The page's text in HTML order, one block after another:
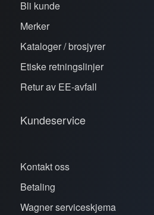
Bli kunde
Merker
Kataloger / brosjyrer
Etiske retningslinjer
Retur av EE-avfall
Kundeservice
Kontakt oss
Betaling
Wagner serviceskjema